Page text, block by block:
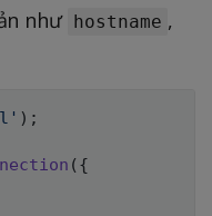
như hostname ,
) ;
( {